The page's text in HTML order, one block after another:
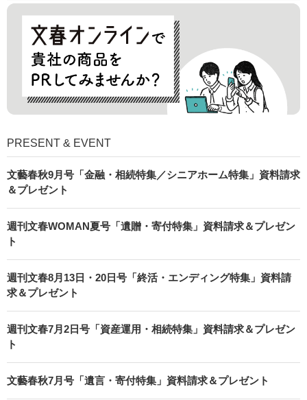
PRESENT & EVENT
文藝春秋9月号「金融・相続特集／シニアホーム特集」資料請求
＆プレゼント
週刊文春WOMAN夏号「遺贈・寄付特集」資料請求＆プレゼン
ト
週刊文春8月13日・20日号「終活・エンディング特集」資料請
求＆プレゼント
週刊文春7月2日号「資産運用・相続特集」資料請求＆プレゼン
ト
文藝春秋7月号「遺言・寄付特集」資料請求＆プレゼント